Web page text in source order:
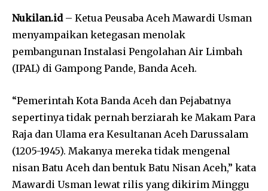
Nukilan.id– Ketua Peusaba Aceh Mawardi Usman
menyampaikan ketegasan menolak
pembangunan Instalasi Pengolahan Air Limbah
(IPAL) di Gampong Pande, Banda Aceh.
“Pemerintah Kota Banda Aceh dan Pejabatnya
sepertinya tidak pernah berziarah ke Makam Para
Raja dan Ulama era Kesultanan Aceh Darussalam
(1205-1945). Makanya mereka tidak mengenal
nisan Batu Aceh dan bentuk Batu Nisan Aceh,” kata
Mawardi Usman lewat rilis yang dikirim Minggu